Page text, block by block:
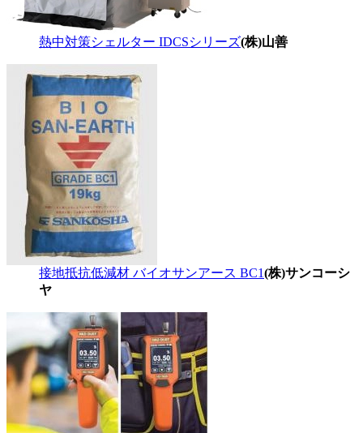
熱中対策シェルター IDCSシリーズ(株)山善
接地抵抗低減材 バイオサンアース BC1(株)サンコーシ
ヤ